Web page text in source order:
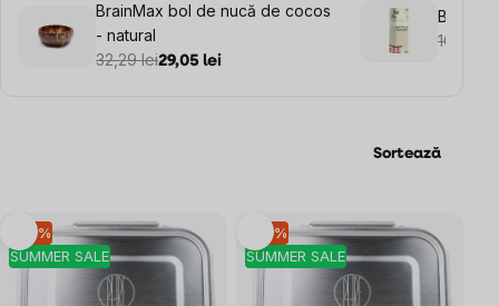
BrainMax bol de nucă de cocos
- natural
32,29 lei29,05 lei
108,13
Sortează
Listă
produse
SUMMER SALE
–10 %
SUMMER SALE
–10 %